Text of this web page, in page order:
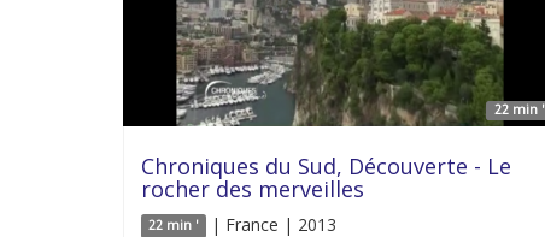
22 min '
Chroniques du Sud, Découverte - Le
rocher des merveilles
22 min ' | France | 2013